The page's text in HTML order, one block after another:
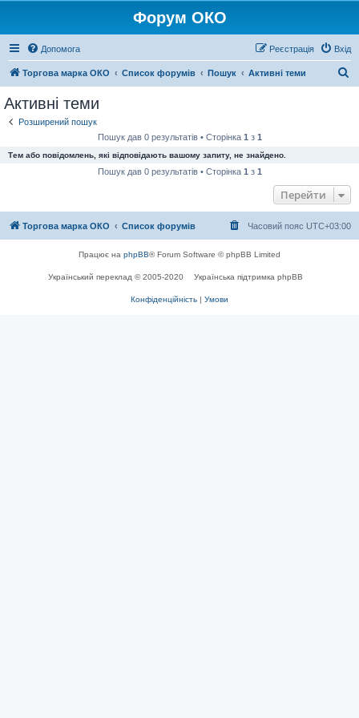
Форум ОКО
Допомога Вхід
Реєстрація
Торгова марка ОКО Список форумів Пошук Активні теми
Активні теми
Розширений пошук
Пошук дав 0 результатів • Сторінка 1 з 1
Тем або повідомлень, які відповідають вашому запиту, не знайдено.
Пошук дав 0 результатів • Сторінка 1 з 1
Перейти
Торгова марка ОКО Список форумів Часовий пояс UTC+03:00
Працює на phpBB® Forum Software © phpBB Limited
Український переклад © 2005-2020 Українська підтримка phpBB
Конфіденційність | Умови